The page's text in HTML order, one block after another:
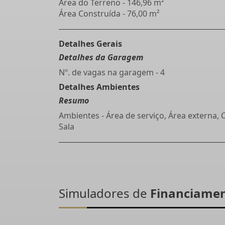
Área do Terreno - 146,96 m²
Área Construída - 76,00 m²
Detalhes Gerais
Detalhes da Garagem
Nº. de vagas na garagem - 4
Detalhes Ambientes
Resumo
Ambientes - Área de serviço, Área externa,
Sala
Simuladores de